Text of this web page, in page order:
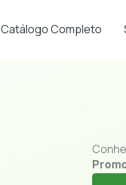
Catálogo Completo